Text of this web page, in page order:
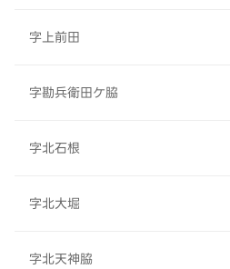
字上前田
字勘兵衛田ケ脇
字北石根
字北大堀
字北天神脇